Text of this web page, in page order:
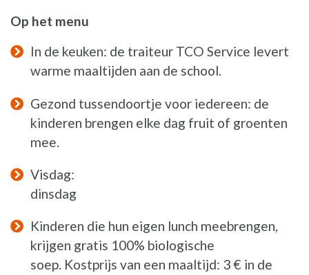
Op het menu
In de keuken: de traiteur TCO Service levert
warme maaltijden aan de school.
Gezond tussendoortje voor iedereen: de
kinderen brengen elke dag fruit of groenten
mee.
Visdag:
dinsdag
Kinderen die hun eigen lunch meebrengen,
krijgen gratis 100% biologische
soep. Kostprijs van een maaltijd: 3 € in de